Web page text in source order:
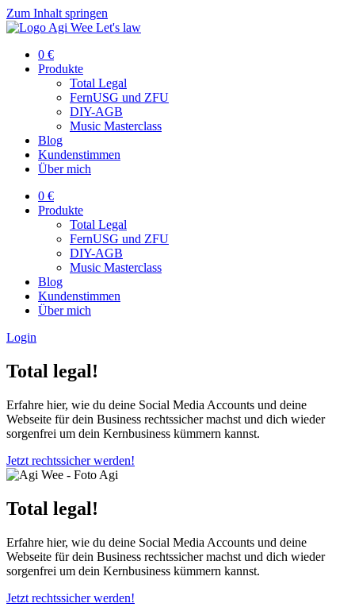
Zum Inhalt springen
0 €
Produkte
Total Legal
FernUSG und ZFU
DIY-AGB
Music Masterclass
Blog
Kundenstimmen
Über mich
0 €
Produkte
Total Legal
FernUSG und ZFU
DIY-AGB
Music Masterclass
Blog
Kundenstimmen
Über mich
Login
Total legal!
Erfahre hier, wie du deine Social Media Accounts und deine
Webseite für dein Business rechtssicher machst und dich wieder
sorgenfrei um dein Kernbusiness kümmern kannst.
Jetzt rechtssicher werden!
Total legal!
Erfahre hier, wie du deine Social Media Accounts und deine
Webseite für dein Business rechtssicher machst und dich wieder
sorgenfrei um dein Kernbusiness kümmern kannst.
Jetzt rechtssicher werden!